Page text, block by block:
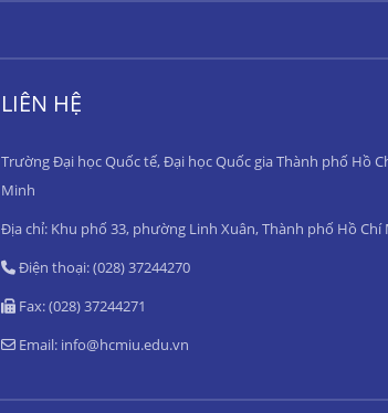
LIÊN HỆ
Trường Đại học Quốc tế, Đại học Quốc gia Thành phố Hồ
Minh
Địa chỉ: Khu phố 33, phường Linh Xuân, Thành phố Hồ Chí
Điện thoại: (028) 37244270
Fax: (028) 37244271
Email: info@hcmiu.edu.vn